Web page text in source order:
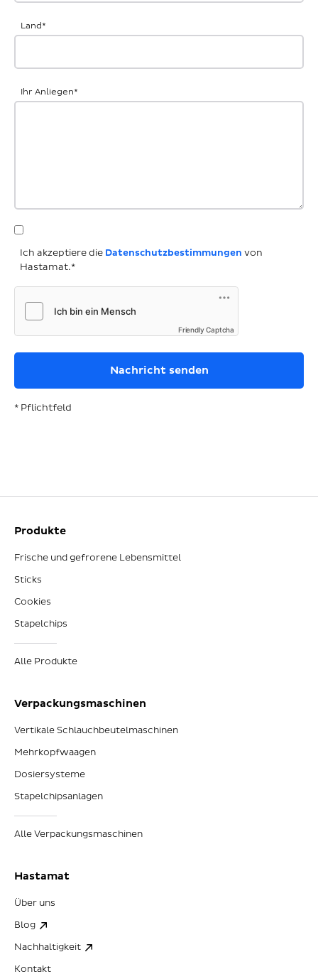
Land*
Ihr Anliegen*
Ich akzeptiere die Datenschutzbestimmungen von
Hastamat.*
Friendly Captcha
* Pflichtfeld
Produkte
Frische und gefrorene Lebensmittel
Sticks
Cookies
Stapelchips
Alle Produkte
Verpackungsmaschinen
Vertikale Schlauchbeutelmaschinen
Mehrkopfwaagen
Dosiersysteme
Stapelchipsanlagen
Alle Verpackungsmaschinen
Hastamat
Über uns
Blog
Nachhaltigkeit
Kontakt